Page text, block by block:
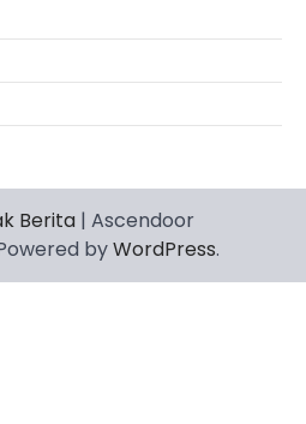
Berita | Ascendoor
byWordPress.